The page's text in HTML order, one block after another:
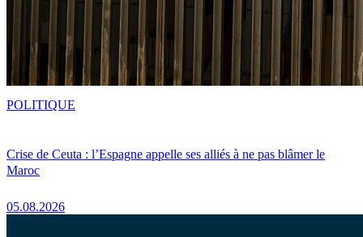
Crise de Ceuta : l’Espagne appelle ses alliés à ne pas blâmer le
Maroc
05.08.2026
POLITIQUE